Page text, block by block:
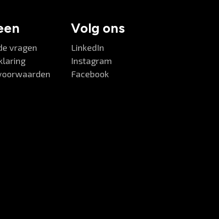
vragen
Volg ons
LinkedIn
Instagram
Facebook